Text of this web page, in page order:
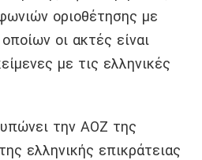
οριοθέτησης με
οι ακτές είναι
με τις ελληνικές
την ΑΟΖ της
ελληνικής επικράτειας